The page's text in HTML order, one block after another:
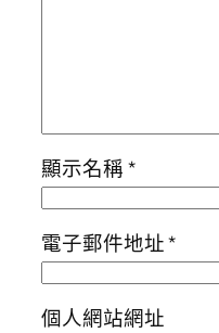
顯示名稱*
電子郵件地址*
個人網站網址